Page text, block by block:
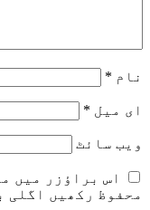
نام *
ای میل *
ویب‌ سائٹ
اس براؤزر میں
محفوظ رکھیں اگلی